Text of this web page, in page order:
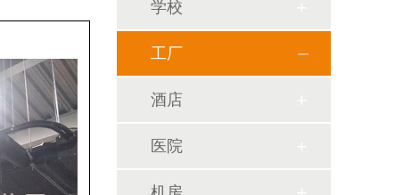
学校
工厂
酒店
医院